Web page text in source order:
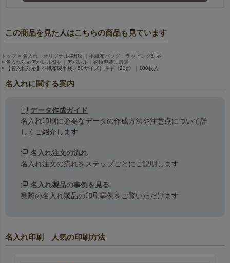
この商品を見た人はこちらの商品も見ています
トップ
名入れ・オリジナル袋印刷｜不織布バッグ・ラッピング対応
名入れ対応アパレル資材｜アパレル・衣類包装に最適
【名入れ対応】不織布製平袋（50サイズ）厚手《23g》｜100枚入
名入れに関する案内
データ作成ガイド
名入れ印刷に必要なデータの作成方法や注意点について詳
しくご紹介します
名入れ注文の流れ
名入れ注文の流れをステップごとにご説明します
名入れ製品の事例を見る
実際の名入れ製品の印刷事例をご覧いただけます
名入れ印刷 人気の印刷方法